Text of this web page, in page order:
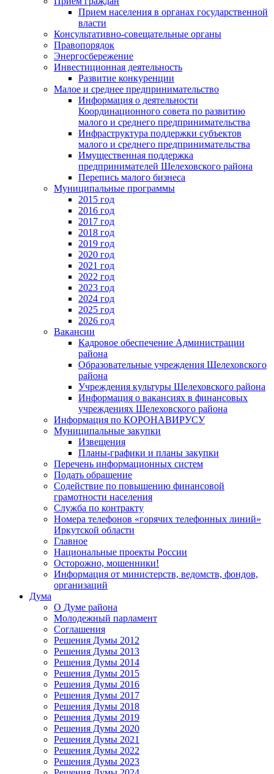
Прием населения в органах государственной
власти
Консультативно-совещательные органы
Правопорядок
Энергосбережение
Инвестиционная деятельность
Развитие конкуренции
Малое и среднее предпринимательство
Информация о деятельности
Координационного совета по развитию
малого и среднего предпринимательства
Инфраструктура поддержки субъектов
малого и среднего предпринимательства
Имущественная поддержка
предпринимателей Шелеховского района
Перепись малого бизнеса
Муниципальные программы
2015 год
2016 год
2017 год
2018 год
2019 год
2020 год
2021 год
2022 год
2023 год
2024 год
2025 год
2026 год
Вакансии
Кадровое обеспечение Администрации
района
Образовательные учреждения Шелеховского
района
Учреждения культуры Шелеховского района
Информация о вакансиях в финансовых
учреждениях Шелеховского района
Информация по КОРОНАВИРУСУ
Муниципальные закупки
Извещения
Планы-графики и планы закупки
Перечень информационных систем
Подать обращение
Содействие по повышению финансовой
грамотности населения
Служба по контракту
Номера телефонов «горячих телефонных линий»
Иркутской области
Главное
Национальные проекты России
Осторожно, мошенники!
Информация от министерств, ведомств, фондов,
организаций
Дума
О Думе района
Молодежный парламент
Соглашения
Решения Думы 2012
Решения Думы 2013
Решения Думы 2014
Решения Думы 2015
Решения Думы 2016
Решения Думы 2017
Решения Думы 2018
Решения Думы 2019
Решения Думы 2020
Решения Думы 2021
Решения Думы 2022
Решения Думы 2023